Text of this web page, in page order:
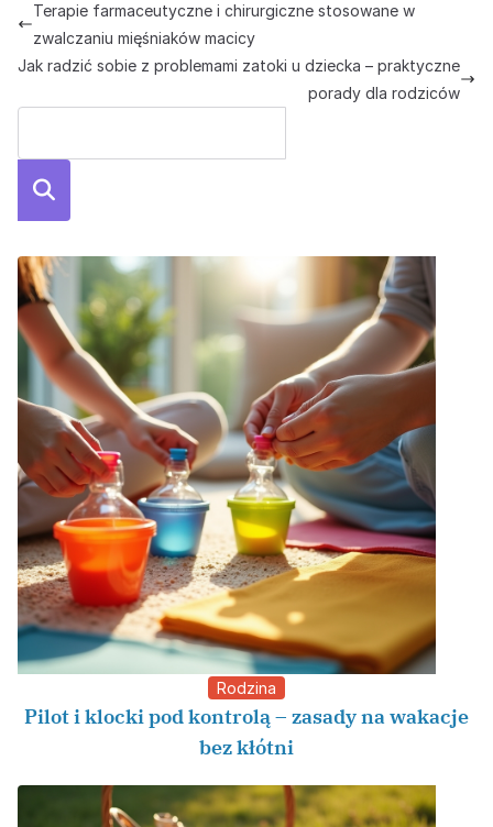
Terapie farmaceutyczne i chirurgiczne stosowane w
zwalczaniu mięśniaków macicy
Jak radzić sobie z problemami zatoki u dziecka – praktyczne
porady dla rodziców
Szuka
Rodzina
Pilot i klocki pod kontrolą – zasady na wakacje
bez kłótni